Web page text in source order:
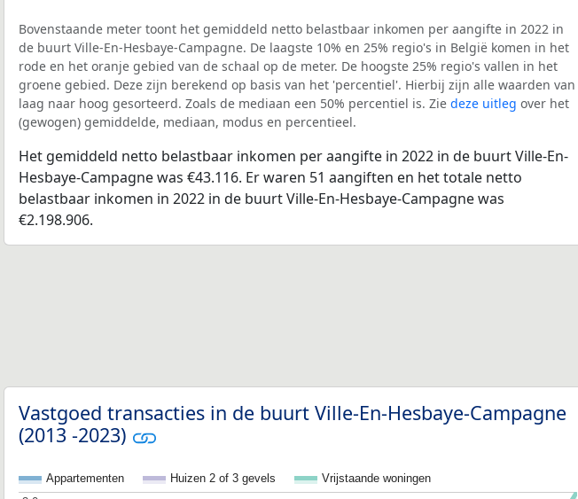
Bovenstaande meter toont het gemiddeld netto belastbaar inkomen per aangifte in 2022 in
de buurt Ville-En-Hesbaye-Campagne. De laagste 10% en 25% regio's in België komen in het
rode en het oranje gebied van de schaal op de meter. De hoogste 25% regio's vallen in het
groene gebied. Deze zijn berekend op basis van het 'percentiel'. Hierbij zijn alle waarden van
laag naar hoog gesorteerd. Zoals de mediaan een 50% percentiel is. Zie deze uitleg over het
(gewogen) gemiddelde, mediaan, modus en percentieel.
Het gemiddeld netto belastbaar inkomen per aangifte in 2022 in de buurt Ville-En-
Hesbaye-Campagne was €43.116. Er waren 51 aangiften en het totale netto
belastbaar inkomen in 2022 in de buurt Ville-En-Hesbaye-Campagne was
€2.198.906.
Vastgoed transacties in de buurt Ville-En-Hesbaye-Campagne
(2013 -2023)
Appartementen Huizen 2 of 3 gevels Vrijstaande woningen